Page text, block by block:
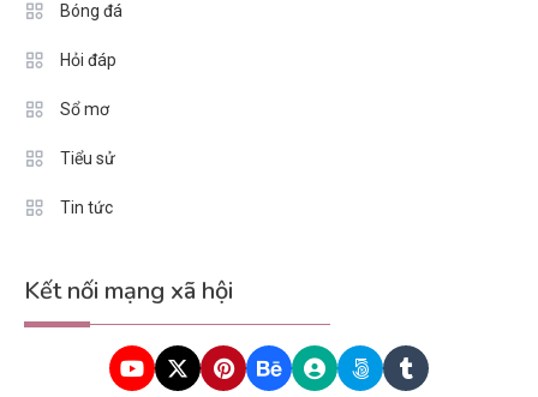
Bóng đá
Hỏi đáp
Sổ mơ
Tiểu sử
Tin tức
Kết nối mạng xã hội